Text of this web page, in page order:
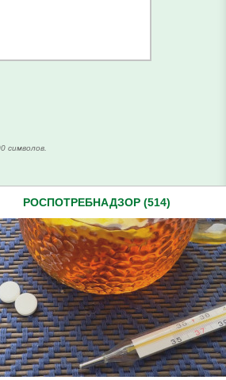
символов.
РОСПОТРЕБНАДЗОР (514)